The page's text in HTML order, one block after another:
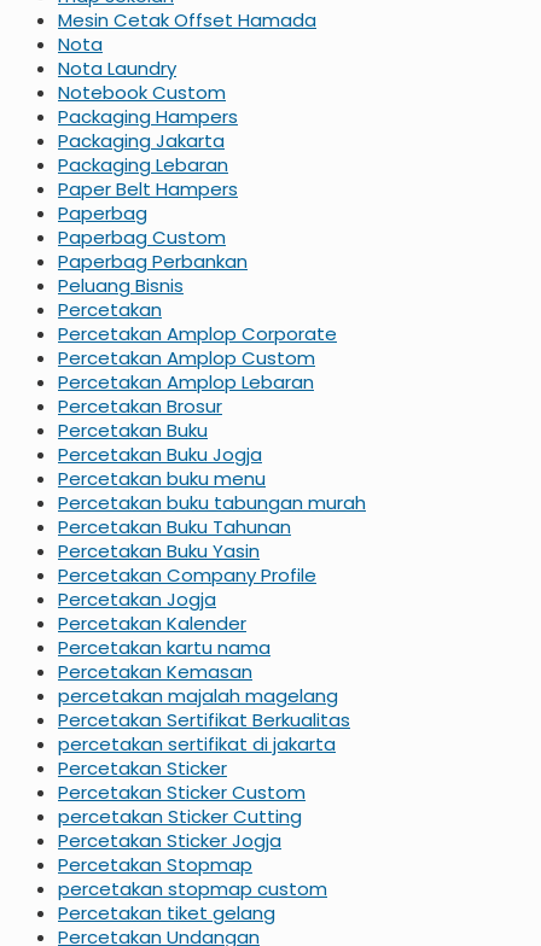
Mesin Cetak Offset Hamada
Nota
Nota Laundry
Notebook Custom
Packaging Hampers
Packaging Jakarta
Packaging Lebaran
Paper Belt Hampers
Paperbag
Paperbag Custom
Paperbag Perbankan
Peluang Bisnis
Percetakan
Percetakan Amplop Corporate
Percetakan Amplop Custom
Percetakan Amplop Lebaran
Percetakan Brosur
Percetakan Buku
Percetakan Buku Jogja
Percetakan buku menu
Percetakan buku tabungan murah
Percetakan Buku Tahunan
Percetakan Buku Yasin
Percetakan Company Profile
Percetakan Jogja
Percetakan Kalender
Percetakan kartu nama
Percetakan Kemasan
percetakan majalah magelang
Percetakan Sertifikat Berkualitas
percetakan sertifikat di jakarta
Percetakan Sticker
Percetakan Sticker Custom
percetakan Sticker Cutting
Percetakan Sticker Jogja
Percetakan Stopmap
percetakan stopmap custom
Percetakan tiket gelang
Percetakan Undangan